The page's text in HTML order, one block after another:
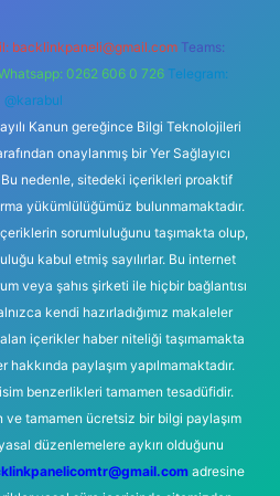
backlinkpaneli@gmail.com Teams:
0262 606 0 726 Telegram:
@karabul
Kanun gereğince Bilgi Teknolojileri
onaylanmış bir Yer Sağlayıcı
nedenle, sitedeki içerikleri proaktif
yükümlülüğümüz bulunmamaktadır.
sorumluluğunu taşımakta olup,
kabul etmiş sayılırlar. Bu internet
veya şahıs şirketi ile hiçbir bağlantısı
kendi hazırladığımız makaleler
içerikler haber niteliği taşımamakta
paylaşım yapılmamaktadır.
benzerlikleri tamamen tesadüfidir.
ve tamamen ücretsiz bir bilgi paylaşım
düzenlemelere aykırı olduğunu
adresine